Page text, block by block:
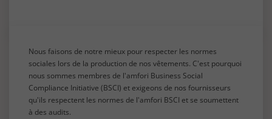
Nous faisons de notre mieux pour respecter les normes
sociales lors de la production de nos vêtements. C'est pourquoi
nous sommes membres de l'amfori Business Social
Compliance Initiative (BSCI) et exigeons de nos fournisseurs
qu'ils respectent les normes de l'amfori BSCI et se soumettent
à des audits.